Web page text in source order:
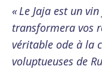
« Le Jaja est un
transformera vos
véritable ode à la
voluptueuses de